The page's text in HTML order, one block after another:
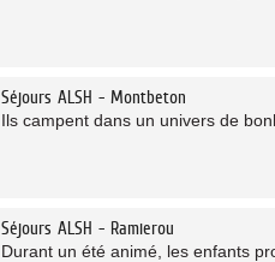
Séjours ALSH - Montbeton
Ils campent dans un univers de
Séjours ALSH - Ramierou
Durant un été animé, les enfants